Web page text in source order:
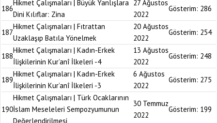
186
Hikmet Çalışmaları | Büyük Yanlışlara
Dini Kılıflar: Zina
27 Ağustos
2022
Gösterim: 286
187
Hikmet Çalışmaları | Fıtrattan
Uzaklaşıp Batıla Yönelmek
20 Ağustos
2022
Gösterim: 254
188
Hikmet Çalışmaları | Kadın-Erkek
İlişkilerinin Kur’anî İlkeleri -4
13 Ağustos
2022
Gösterim: 248
189
Hikmet Çalışmaları | Kadın-Erkek
İlişkilerinin Kur’anî İlkeleri -3
6 Ağustos
2022
Gösterim: 275
190
Hikmet Çalışmaları | Türk Ocaklarının
İslam Meseleleri Sempozyumunun
Değerlendirilmesi
30 Temmuz
2022
Gösterim: 199